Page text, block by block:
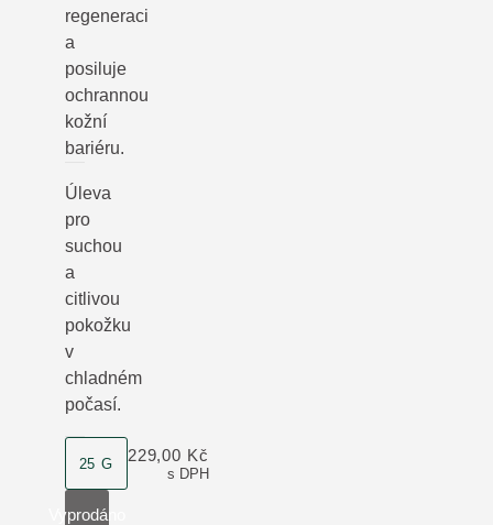
regeneraci
a
posiluje
ochrannou
kožní
bariéru.
Úleva
pro
suchou
a
citlivou
pokožku
v
chladném
počasí.
velikost produktu
25 G
s DPH
229,00 Kč
Vyprodáno